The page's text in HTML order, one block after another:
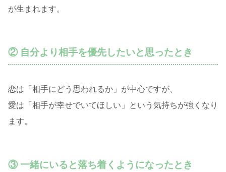
が生まれます。
② 自分より相手を優先したいと思ったとき
恋は「相手にどう思われるか」が中心ですが、
愛は「相手が幸せでいてほしい」という気持ちが強くなり
ます。
③ 一緒にいると落ち着くようになったとき